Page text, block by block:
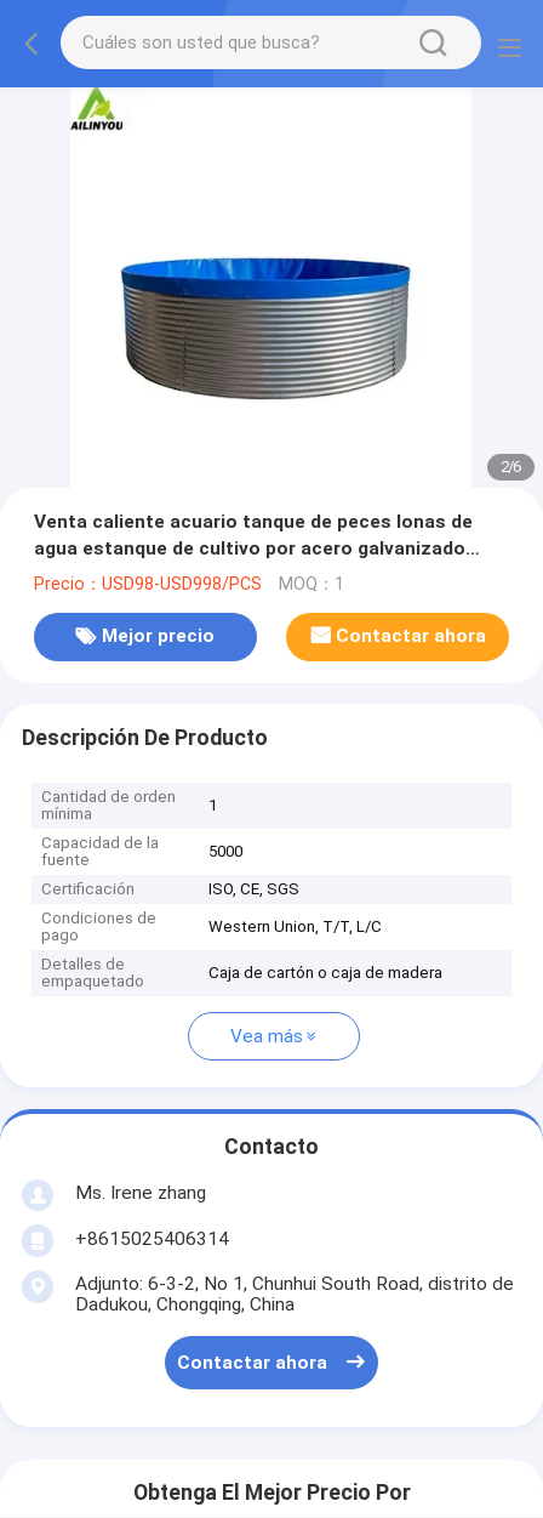
2/6
Venta caliente acuario tanque de peces lonas de
agua estanque de cultivo por acero galvanizado
Coaming Protección
Precio：USD98-USD998/PCS MOQ：1
Mejor precio Contactar ahora
Descripción De Producto
Cantidad de orden
mínima
1
Capacidad de la
fuente
5000
Certificación
ISO, CE, SGS
Condiciones de
pago
Western Union, T/T, L/C
Detalles de
empaquetado
Caja de cartón o caja de madera
Vea más
Contacto
Ms. Irene zhang
+8615025406314
Adjunto: 6-3-2, No 1, Chunhui South Road, distrito de
Dadukou, Chongqing, China
Contactar ahora
Obtenga El Mejor Precio Por